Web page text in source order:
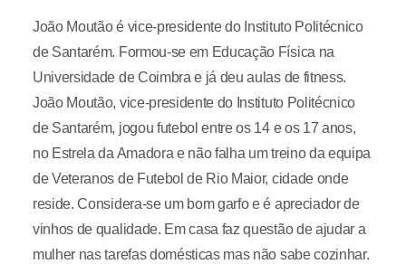
João Moutão é vice-presidente do Instituto Politécnico
de Santarém. Formou-se em Educação Física na
Universidade de Coimbra e já deu aulas de fitness.
João Moutão, vice-presidente do Instituto Politécnico
de Santarém, jogou futebol entre os 14 e os 17 anos,
no Estrela da Amadora e não falha um treino da equipa
de Veteranos de Futebol de Rio Maior, cidade onde
reside. Considera-se um bom garfo e é apreciador de
vinhos de qualidade. Em casa faz questão de ajudar a
mulher nas tarefas domésticas mas não sabe cozinhar.